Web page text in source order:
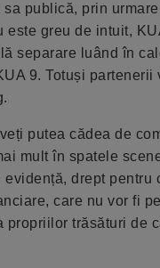
publică, prin
greu de intuit,
separare luând în
9. Totuși
putea cădea de
mult în spatele
drept
care nu vor fi
trăsături de